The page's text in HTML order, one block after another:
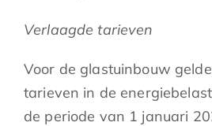
Verlaagde tarieven
Voor de glastuinbouw
tarieven in de
de periode van 1 januari